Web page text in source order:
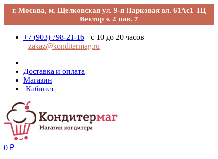
г. Москва, м. Щелковская ул. 9-я Парковая вл. 61Ас1 ТЦ
Вектор э. 2 пав. 7
+7 (903) 798-21-16
с 10 до 20 часов
zakaz@konditermag.ru
Доставка и оплата
Магазин
Кабинет
0 ₽